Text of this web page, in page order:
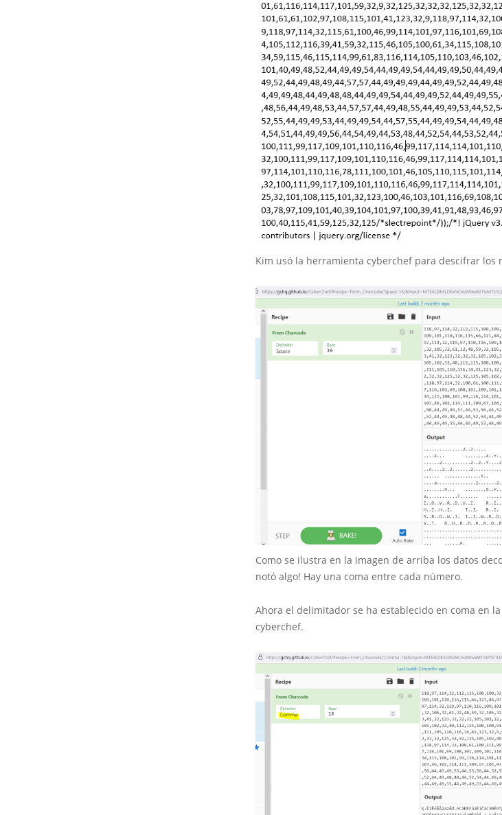
Kim usó la herramienta cyberchef para descifrar los
Como se ilustra en la imagen de arriba los datos
notó algo! Hay una coma entre cada número.
Ahora el delimitador se ha establecido en coma en
cyberchef.